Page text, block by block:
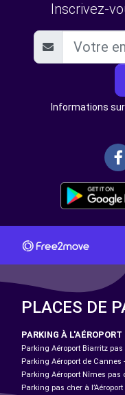
Inscrivez-
Informations
PLACES DE
PARKING À L'AÉROPORT
Parking Aéroport Biarritz pas
Parking Aéroport de
Parking Aéroport Nîmes pas
Parking pas cher à